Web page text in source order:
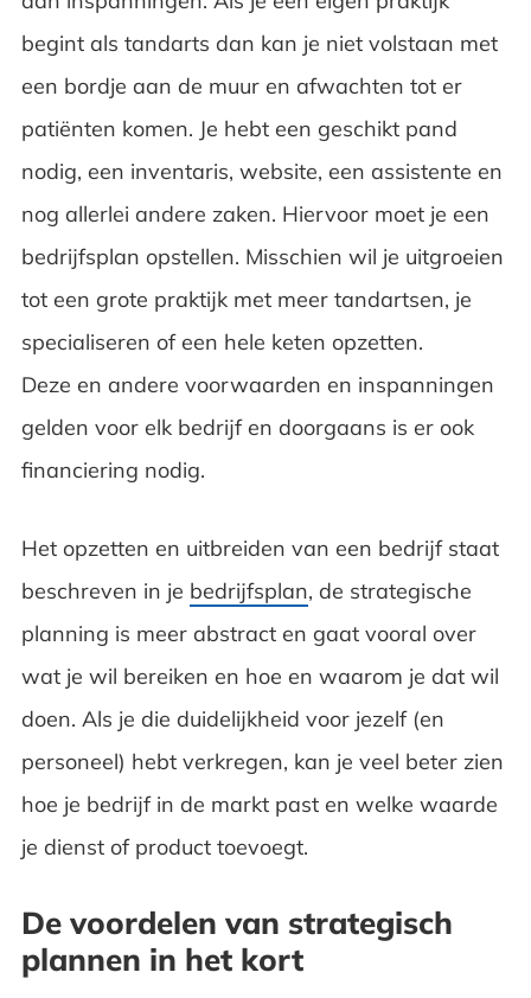
begint als tandarts dan kan je niet volstaan met
een bordje aan de muur en afwachten tot er
patiënten komen. Je hebt een geschikt pand
nodig, een inventaris, website, een assistente en
nog allerlei andere zaken. Hiervoor moet je een
bedrijfsplan opstellen. Misschien wil je uitgroeien
tot een grote praktijk met meer tandartsen, je
specialiseren of een hele keten opzetten.
Deze en andere voorwaarden en inspanningen
gelden voor elk bedrijf en doorgaans is er ook
financiering nodig.
Het opzetten en uitbreiden van een bedrijf staat
beschreven in je bedrijfsplan, de strategische
planning is meer abstract en gaat vooral over
wat je wil bereiken en hoe en waarom je dat wil
doen. Als je die duidelijkheid voor jezelf (en
personeel) hebt verkregen, kan je veel beter zien
hoe je bedrijf in de markt past en welke waarde
je dienst of product toevoegt.
De voordelen van strategisch
plannen in het kort